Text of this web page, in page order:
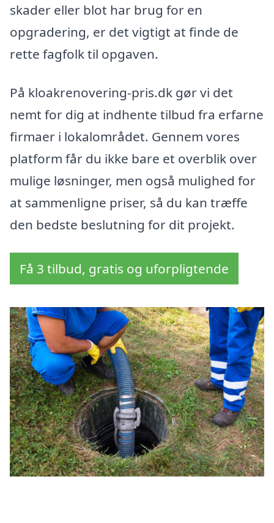
skader eller blot har brug for en
opgradering, er det vigtigt at finde de
rette fagfolk til opgaven.
På kloakrenovering-pris.dk gør vi det
nemt for dig at indhente tilbud fra erfarne
firmaer i lokalområdet. Gennem vores
platform får du ikke bare et overblik over
mulige løsninger, men også mulighed for
at sammenligne priser, så du kan træffe
den bedste beslutning for dit projekt.
Få 3 tilbud, gratis og uforpligtende